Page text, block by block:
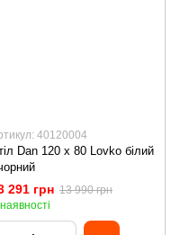
40120004
Dan 120 х 80 Lovko білий
291 грн 13 990 грн